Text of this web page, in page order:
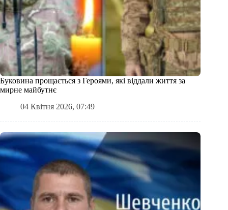
Буковина прощається з Героями, які віддали життя за
мирне майбутнє
04 Квітня 2026, 07:49